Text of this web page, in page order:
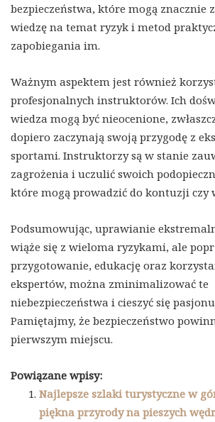
bezpieczeństwa, które mogą znacznie
wiedzę na temat ryzyk i metod
zapobiegania im.
Ważnym aspektem jest również
profesjonalnych instruktorów. Ich
wiedza mogą być nieocenione,
dopiero zaczynają swoją przygodę z
sportami. Instruktorzy są w stanie
zagrożenia i uczulić swoich
które mogą prowadzić do kontuzji czy
Podsumowując, uprawianie
wiąże się z wieloma ryzykami, ale
przygotowanie, edukację oraz
ekspertów, można zminimalizować te
niebezpieczeństwa i cieszyć się
Pamiętajmy, że bezpieczeństwo
pierwszym miejscu.
Powiązane wpisy:
Najlepsze szlaki turystyczne w
piękna przyrody na pieszych